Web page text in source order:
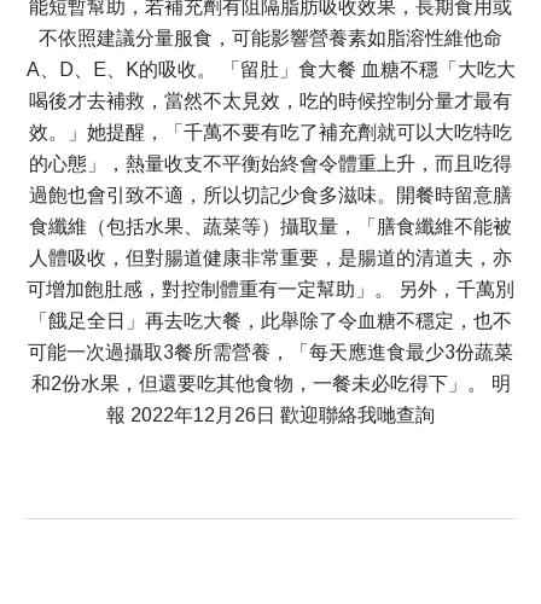
能短暫幫助，若補充劑有阻隔脂肪吸收效果，長期食用或
不依照建議分量服食，可能影響營養素如脂溶性維他命
A、D、E、K的吸收。 「留肚」食大餐 血糖不穩「大吃大
喝後才去補救，當然不太見效，吃的時候控制分量才最有
效。」她提醒，「千萬不要有吃了補充劑就可以大吃特吃
的心態」，熱量收支不平衡始終會令體重上升，而且吃得
過飽也會引致不適，所以切記少食多滋味。開餐時留意膳
食纖維（包括水果、蔬菜等）攝取量，「膳食纖維不能被
人體吸收，但對腸道健康非常重要，是腸道的清道夫，亦
可增加飽肚感，對控制體重有一定幫助」。 另外，千萬別
「餓足全日」再去吃大餐，此舉除了令血糖不穩定，也不
可能一次過攝取3餐所需營養，「每天應進食最少3份蔬菜
和2份水果，但還要吃其他食物，一餐未必吃得下」。 明
報 2022年12月26日 歡迎聯絡我哋查詢